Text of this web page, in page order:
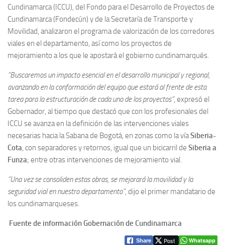
Cundinamarca (ICCU), del Fondo para el Desarrollo de Proyectos de
Cundinamarca (Fondecún) y de la Secretaría de Transporte y
Movilidad, analizaron el programa de valorización de los corredores
viales en el departamento, así como los proyectos de
mejoramiento a los que le apostará el gobierno cundinamarqués.
“Buscaremos un impacto esencial en el desarrollo municipal y regional,
avanzando en la conformación del equipo que estará al frente de esta
tarea para la estructuración de cada uno de los proyectos”, expresó el
Gobernador, al tiempo que destacó que con los profesionales del
ICCU se avanza en la definición de las intervenciones viales
necesarias hacia la Sabana de Bogotá, en zonas como la víaSiberia-
Cota , con separadores y retornos, igual que un bicicarril de Siberia a
Funza; entre otras intervenciones de mejoramiento vial.
“Una vez se consoliden estas obras, se mejorará la movilidad y la
seguridad vial en nuestro departamento”, dijo el primer mandatario de
los cundinamarqueses.
Fuente de información Gobernación de Cundinamarca
Share Post Whatsapp